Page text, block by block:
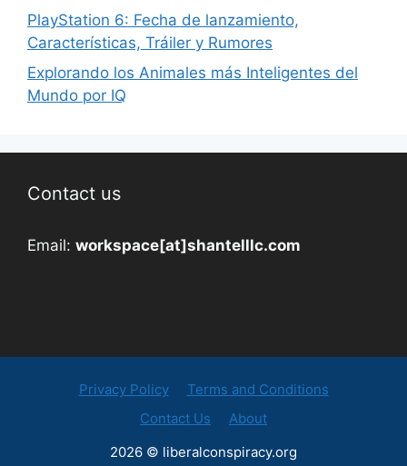
PlayStation 6: Fecha de lanzamiento,
Características, Tráiler y Rumores
Explorando los Animales más Inteligentes del
Mundo por IQ
Contact us
Email: workspace[at]shantelllc.com
Privacy Policy
Terms and Conditions
Contact Us
About
2026 © liberalconspiracy.org